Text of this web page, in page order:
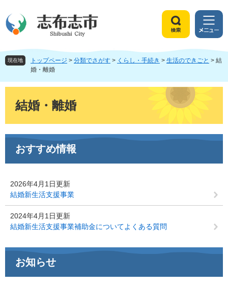
ジ
頭
ュ
飛
へ
索
メ
ニ
ュ
ー
現在地 トップページ > 分類でさがす > くらし・手続き > 生活のできごと > 結
婚・離婚
結婚・離婚
おすすめ情報
2026年4月1日更新
結婚新生活支援事業
2024年4月1日更新
結婚新生活支援事業補助金についてよくある質問
お知らせ